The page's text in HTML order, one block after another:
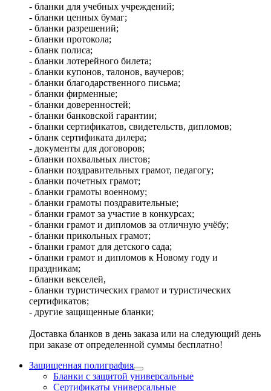
- бланки для учебных учреждений;
- бланки ценных бумаг;
- бланки разрешений;
- бланки протокола;
- бланк полиса;
- бланки лотерейного билета;
- бланки купонов, талонов, ваучеров;
- бланки благодарственного письма;
- бланки фирменные;
- бланки доверенностей;
- бланки банковской гарантии;
- бланки сертификатов, свидетельств, дипломов;
- бланк сертификата дилера;
- документы для договоров;
- бланки похвальных листов;
- бланки поздравительных грамот, педагогу;
- бланки почетных грамот;
- бланки грамоты военному;
- бланки грамоты поздравительные;
- бланки грамот за участие в конкурсах;
- бланки грамот и дипломов за отличную учёбу;
- бланки прикольных грамот;
- бланки грамот для детского сада;
- бланки грамот и дипломов к Новому году и
праздникам;
- бланки векселей,
- бланки туристических грамот и туристических
сертификатов;
- другие защищенные бланки;
Доставка бланков в день заказа или на следующий день
при заказе от определенной суммы бесплатно!
Защищенная полиграфия
Бланки с защитой универсальные
Сертификаты универсальные